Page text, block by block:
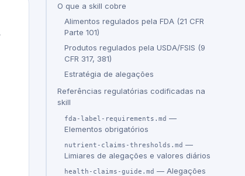
O que a skill cobre
Alimentos regulados pela FDA (21 CFR
Parte 101)
Produtos regulados pela USDA/FSIS (9
CFR 317, 381)
Estratégia de alegações
Referências regulatórias codificadas na
skill
fda-label-requirements.md —
Elementos obrigatórios
nutrient-claims-thresholds.md —
Limiares de alegações e valores diários
health-claims-guide.md — Alegações